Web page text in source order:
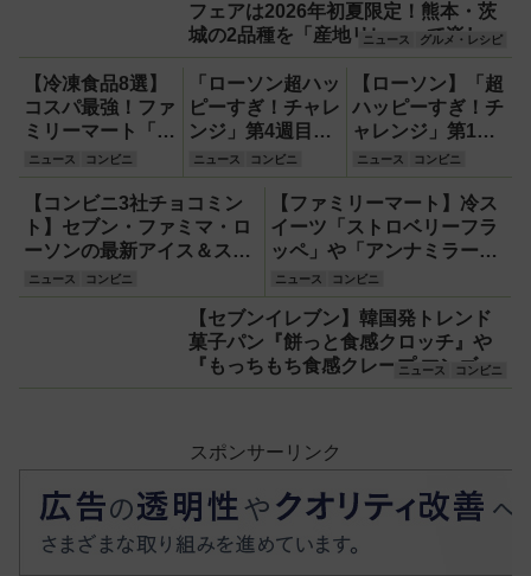
フェアは2026年初夏限定！熊本・茨
城の2品種を「産地リレー」で楽しむ
全5品【ファミレス】
ニュース グルメ・レシピ
【冷凍食品8選】
コスパ最強！ファ
ミリーマート「フ
ァミマル」の冷凍
主食は1食200円
台から！
ニュース コンビニ
「ローソン超ハッ
ピーすぎ！チャレ
ンジ」第4週目最
終週は6月22・23
日発売！スイーツ
『盛りすぎ！どら
もっち あんこ＆
ホイップ』や『盛
りすぎ！くちどけ
ショコラクレー
プ』も51％増量
の全13品！
ニュース コンビニ
【ローソン】「超
ハッピーすぎ！チ
ャレンジ」第1週
スタート！「ソー
ス焼そば 63％増
量」や「盛りす
ぎ！プレミアムロ
ールケーキ」51％
増量ほか
ニュース コンビニ
【コンビニ3社チョコミン
ト】セブン・ファミマ・ロ
ーソンの最新アイス＆スイ
ーツ【2026年5月】
ニュース コンビニ
【ファミリーマート】冷ス
イーツ「ストロベリーフラ
ッペ」や「アンナミラーズ
アイス」、「冷し麺」おト
クなキャンペーン情報など
ニュース コンビニ
【セブンイレブン】韓国発トレンド
菓子パン『餅っと食感クロッチ』や
『もっちもち食感クレープ マンゴー
ココナッツ』など新作スイーツ・パ
ニュース コンビニ
スポンサーリンク